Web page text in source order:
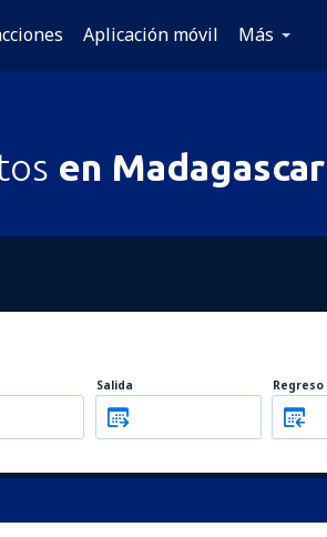
Aplicación móvil Más
en Madagascar
Salida Regreso